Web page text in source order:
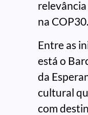
na COP30.
Entre as
está o
da
cultural
com